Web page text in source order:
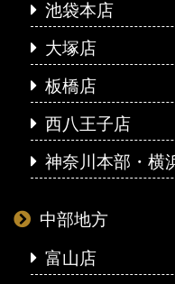
池袋本店
大塚店
板橋店
西八王子店
神奈川本部・横
中部地方
富山店